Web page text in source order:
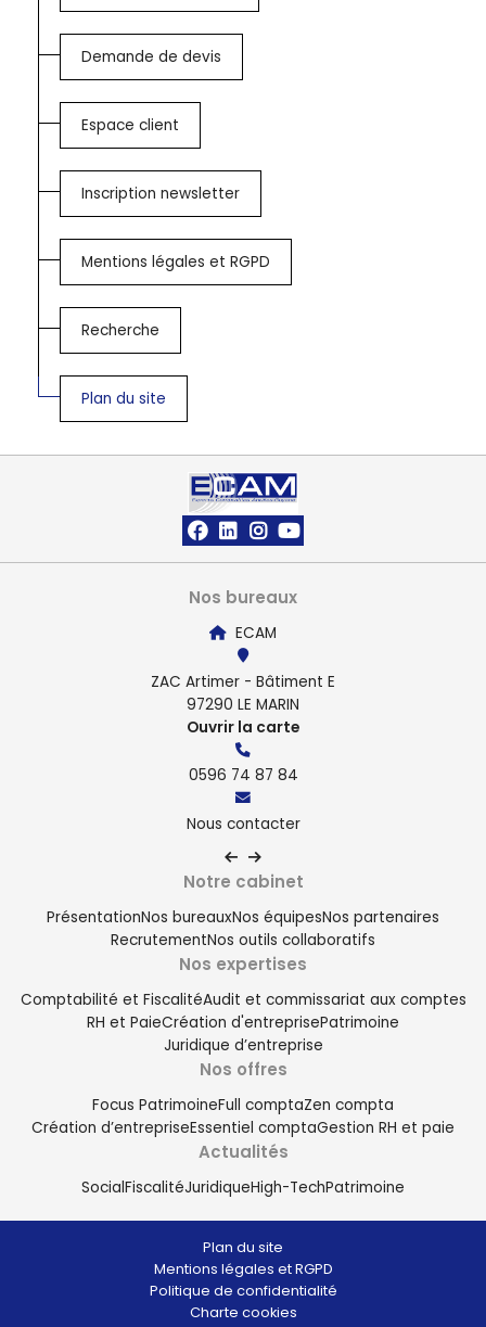
0596 74 87 84
Demande de devis
Espace client
Inscription newsletter
Mentions légales et RGPD
Recherche
Plan du site
Nos bureaux
ECAM
ZAC Artimer - Bâtiment E
97290 LE MARIN
Ouvrir la carte
0596 74 87 84
Nous contacter
Notre cabinet
PrésentationNos bureauxNos équipesNos partenaires
RecrutementNos outils collaboratifs
Nos expertises
Comptabilité et FiscalitéAudit et commissariat aux comptes
RH et PaieCréation d'entreprisePatrimoine
Juridique d’entreprise
Nos offres
Focus PatrimoineFull comptaZen compta
Création d’entrepriseEssentiel comptaGestion RH et paie
Actualités
SocialFiscalitéJuridiqueHigh-TechPatrimoine
Plan du site
Mentions légales et RGPD
Politique de confidentialité
Charte cookies